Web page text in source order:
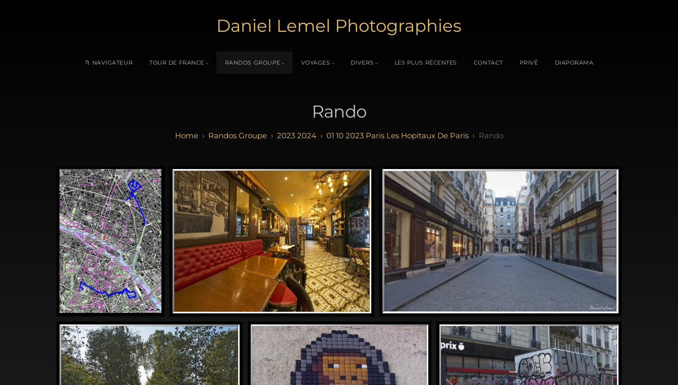
Daniel Lemel Photographies
📁 NAVIGATEUR TOUR DE FRANCE RANDOS GROUPE VOYAGES DIVERS LES PLUS RÉCENTES CONTACT PRIVÉ DIAPORAMA
Rando
Randos Groupe 2023 2024 01 10 2023 Paris Les Hopitaux De Paris Rando